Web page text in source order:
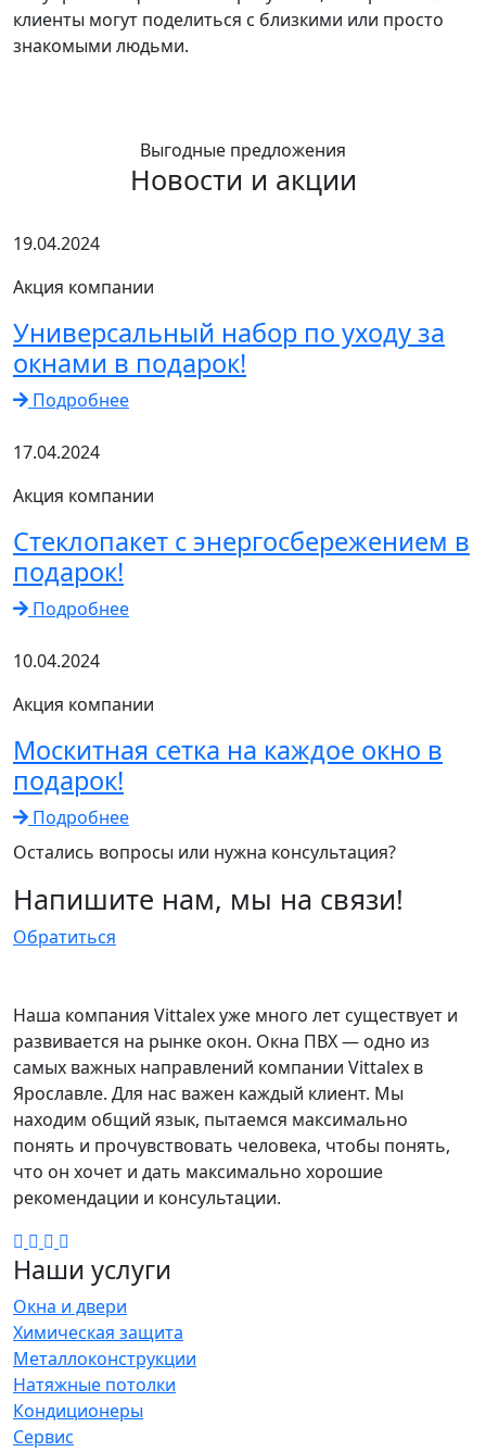
клиенты могут поделиться с близкими или просто
знакомыми людьми.
Выгодные предложения
Новости и акции
19.04.2024
Акция компании
Универсальный набор по уходу за
окнами в подарок!
Подробнее
17.04.2024
Акция компании
Стеклопакет с энергосбережением в
подарок!
Подробнее
10.04.2024
Акция компании
Москитная сетка на каждое окно в
подарок!
Подробнее
Остались вопросы или нужна консультация?
Напишите нам, мы на связи!
Обратиться
Наша компания Vittalex уже много лет существует и
развивается на рынке окон. Окна ПВХ — одно из
самых важных направлений компании Vittalex в
Ярославле. Для нас важен каждый клиент. Мы
находим общий язык, пытаемся максимально
понять и прочувствовать человека, чтобы понять,
что он хочет и дать максимально хорошие
рекомендации и консультации.
Наши услуги
Окна и двери
Химическая защита
Металлоконструкции
Натяжные потолки
Кондиционеры
Сервис